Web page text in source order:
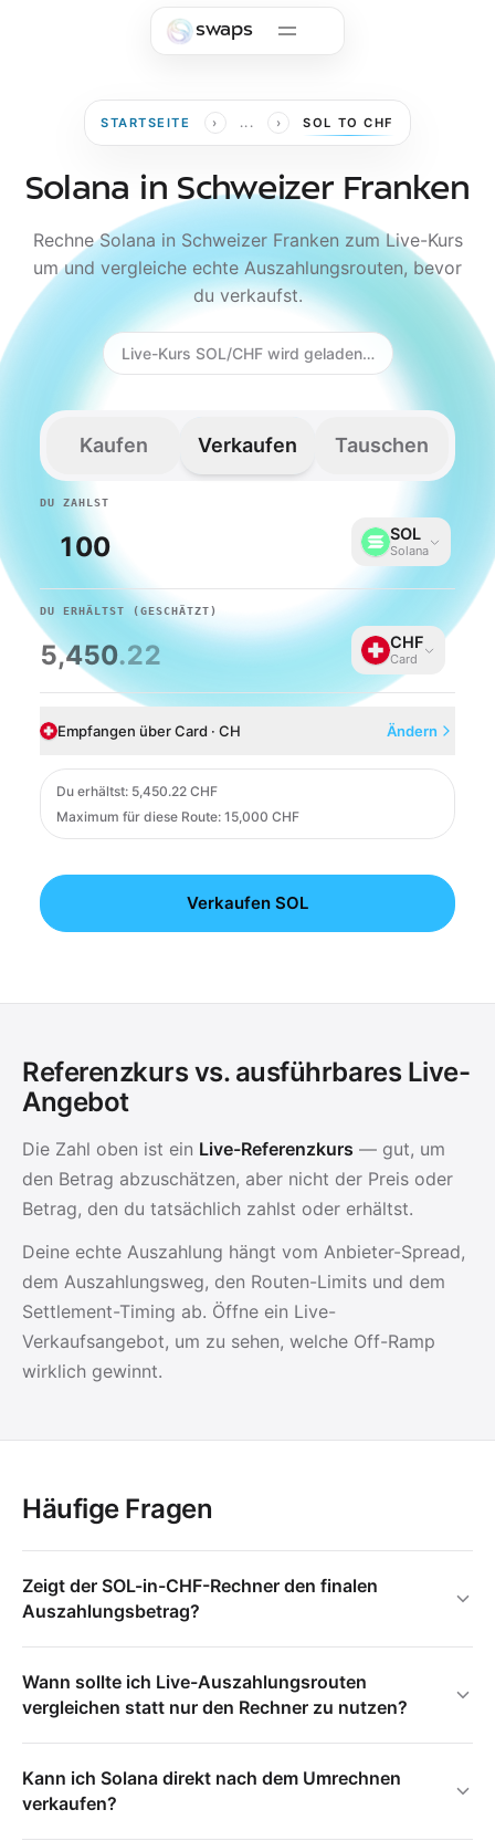
swaps
STARTSEITE › ... › SOL TO CHF
Solana in Schweizer Franken
Rechne Solana in Schweizer Franken zum Live-Kurs
um und vergleiche echte Auszahlungsrouten, bevor
du verkaufst.
Live-Kurs SOL/CHF wird geladen…
Kaufen Verkaufen Tauschen
DU ZAHLST
SOL
Solana
DU ERHÄLTST (GESCHÄTZT)
5,450.22 CHF
Card
Empfangen über Card · CH Ändern
Du erhältst: 5,450.22 CHF
Maximum für diese Route: 15,000 CHF
Card
Verkaufen SOL
Referenzkurs vs. ausführbares Live-
Angebot
Die Zahl oben ist ein Live-Referenzkurs — gut, um
den Betrag abzuschätzen, aber nicht der Preis oder
Betrag, den du tatsächlich zahlst oder erhältst.
Deine echte Auszahlung hängt vom Anbieter-Spread,
dem Auszahlungsweg, den Routen-Limits und dem
Settlement-Timing ab. Öffne ein Live-
Verkaufsangebot, um zu sehen, welche Off-Ramp
wirklich gewinnt.
Häufige Fragen
Zeigt der SOL-in-CHF-Rechner den finalen
Auszahlungsbetrag?
Wann sollte ich Live-Auszahlungsrouten
vergleichen statt nur den Rechner zu nutzen?
Kann ich Solana direkt nach dem Umrechnen
verkaufen?